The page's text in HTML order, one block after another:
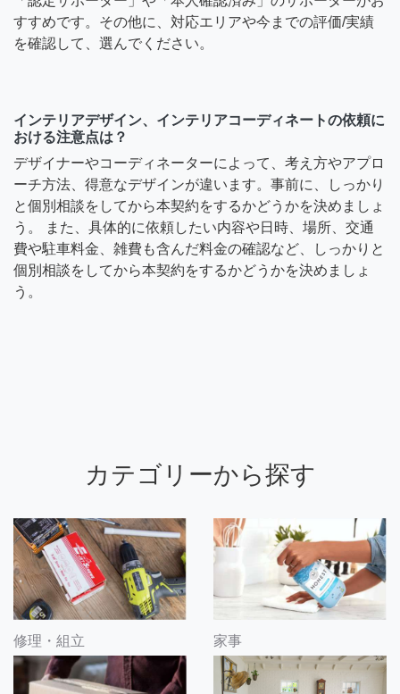
すすめです。その他に、対応エリアや今までの評価/実績
を確認して、選んでください。
インテリアデザイン、インテリアコーディネートの依頼に
おける注意点は？
デザイナーやコーディネーターによって、考え方やアプロ
ーチ方法、得意なデザインが違います。事前に、しっかり
と個別相談をしてから本契約をするかどうかを決めましょ
う。 また、具体的に依頼したい内容や日時、場所、交通
費や駐車料金、雑費も含んだ料金の確認など、しっかりと
個別相談をしてから本契約をするかどうかを決めましょ
う。
カテゴリーから探す
修理・組立 家事